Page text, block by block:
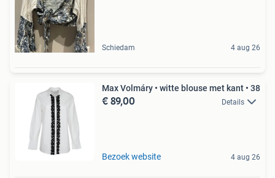
Schiedam 4 aug 26
Max Volmáry • witte blouse met kant • 38
€ 89,00 Details
Bezoek website 4 aug 26